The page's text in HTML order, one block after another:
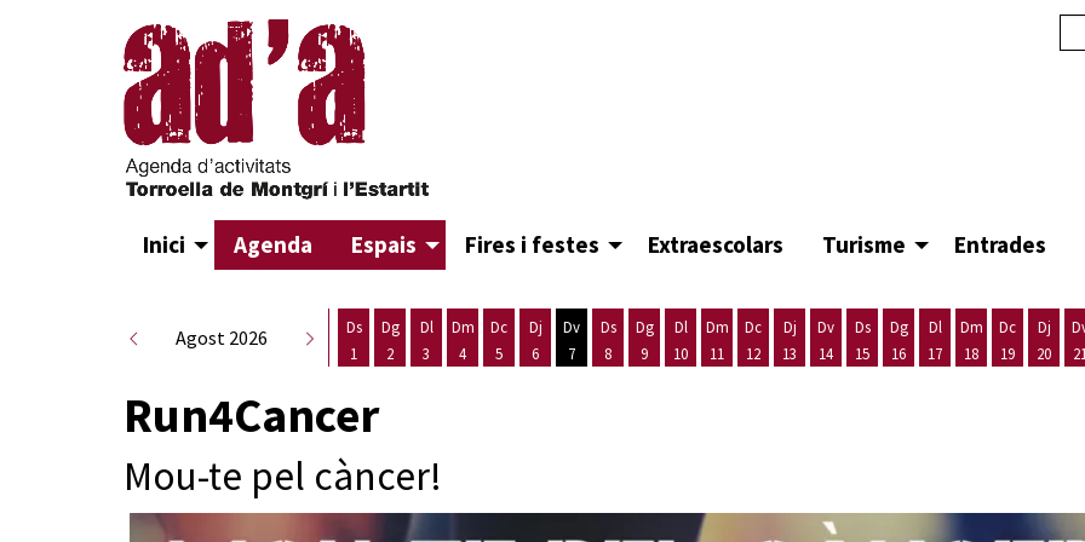
Inici Agenda Espais Fires i festes Extraescolars Turisme Entrades
Agost 2026
Ds
1
Dg
2
Dl
3
Dm
4
Dc
5
Dj
6
Dv
7
Ds
8
Dg
9
Dl
10
Dm
11
Dc
12
Dj
13
Dv
14
Ds
15
Dg
16
Dl
17
Dm
18
Dc
19
Dj
20
Run4Cancer
Mou-te pel càncer!